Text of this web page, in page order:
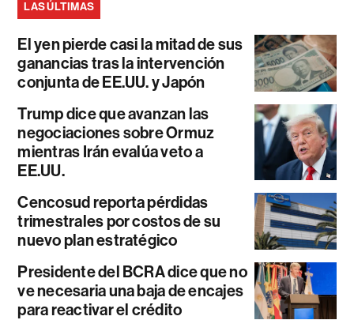
LAS ÚLTIMAS
El yen pierde casi la mitad de sus
ganancias tras la intervención
conjunta de EE.UU. y Japón
Trump dice que avanzan las
negociaciones sobre Ormuz
mientras Irán evalúa veto a
EE.UU.
Cencosud reporta pérdidas
trimestrales por costos de su
nuevo plan estratégico
Presidente del BCRA dice que no
ve necesaria una baja de encajes
para reactivar el crédito